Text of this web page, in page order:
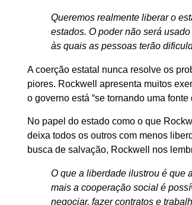
Queremos realmente liberar o
estados. O poder não será
às quais as pessoas terão
A coerção estatal nunca resolve os
piores. Rockwell apresenta muitos
o governo está “se tornando uma
No papel do estado como o que
deixa todos os outros com menos
busca de salvação, Rockwell nos
O que a liberdade ilustrou é que
mais a cooperação social é
negociar, fazer contratos e